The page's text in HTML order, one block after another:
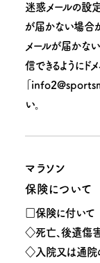
迷惑メールの設定
が届かない場合が
メールが届かな
信できるようにド
「
い。
マラソン
保険について
□保険に付いて
◇死亡、後遺傷
◇入院又は通院